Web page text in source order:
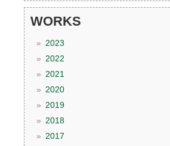
WORKS
2023
2022
2021
2020
2019
2018
2017